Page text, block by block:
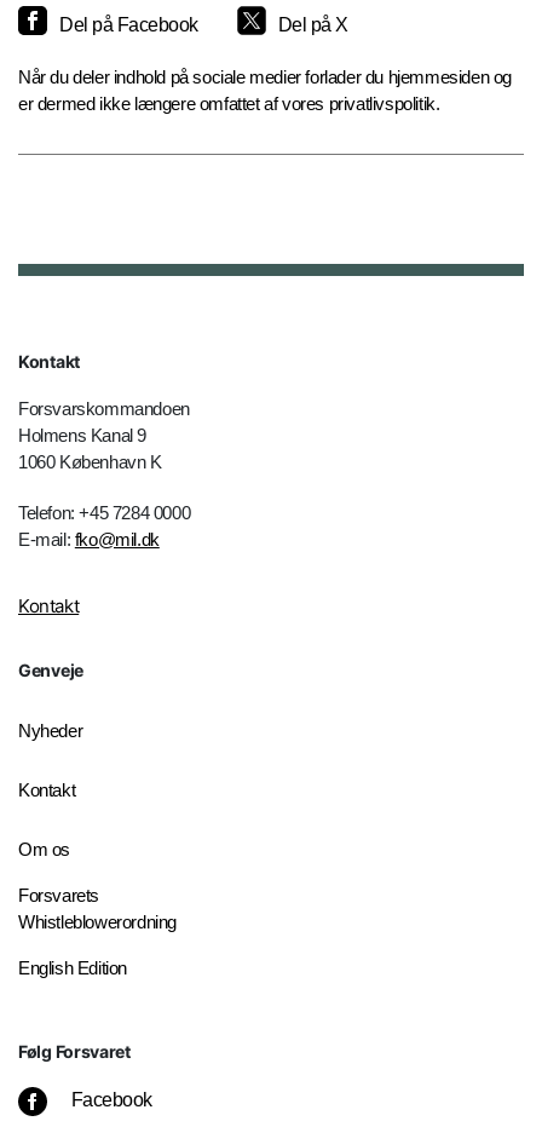
Del på Facebook Del på X
Når du deler indhold på sociale medier forlader du hjemmesiden og
er dermed ikke længere omfattet af vores privatlivspolitik.
Kontakt
Forsvarskommandoen
Holmens Kanal 9
1060 København K
Telefon: +45 7284 0000
E-mail: fko@mil.dk
Kontakt
Genveje
Nyheder
Kontakt
Om os
Forsvarets
Whistleblowerordning
English Edition
Følg Forsvaret
Facebook